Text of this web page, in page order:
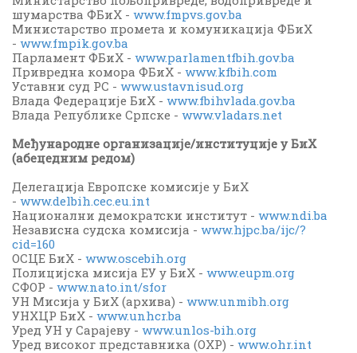
шумарства ФБиХ - www.fmpvs.gov.ba
Министарство промета и комуникација ФБиХ
- www.fmpik.gov.ba
Парламент ФБиХ - www.parlamentfbih.gov.ba
Привредна комора ФБиХ - www.kfbih.com
Уставни суд РС - www.ustavnisud.org
Влада Федерације БиХ - www.fbihvlada.gov.ba
Влада Републике Српске - www.vladars.net
Међународне организације/институције у БиХ
(абецедним редом)
Делегација Европске комисије у БиХ
- www.delbih.cec.eu.int
Национални демократски институт - www.ndi.ba
Независна судска комисија - www.hjpc.ba/ijc/?
cid=160
ОСЦЕ БиХ - www.oscebih.org
Полицијска мисија ЕУ у БиХ - www.eupm.org
СФОР - www.nato.int/sfor
УН Мисија у БиХ (архива) - www.unmibh.org
УНХЦР БиХ - www.unhcr.ba
Уред УН у Сарајеву - www.unlos-bih.org
Уред високог представника (ОХР) - www.ohr.int